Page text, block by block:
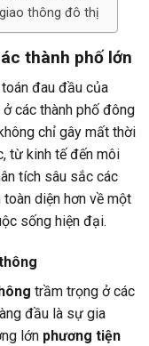
thông đô thị
thành phố lớn
đau đầu của
các thành phố đông
không chỉ gây mất thời
từ kinh tế đến môi
tích sâu sắc các
toàn diện hơn về một
sống hiện đại.
trầm trọng ở các
đầu là sự gia
lớn phương tiện